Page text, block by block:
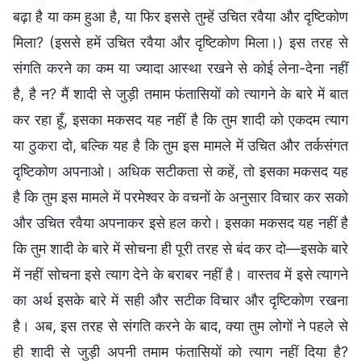
बढ़ा है या कम हुआ है, या फिर इससे तुम्हें उचित रवैया और दृष्टिकोण
मिला? (इससे हमें उचित रवैया और दृष्टिकोण मिला।) इस तरह से
संगति करने का कम या ज्यादा आस्था रखने से कोई लेना-देना नहीं
है, है न? मैं शादी से जुड़ी तमाम फंतासियों को त्यागने के बारे में बात
कर रहा हूँ, इसका मकसद यह नहीं है कि तुम शादी को एकदम त्याग
या ठुकरा दो, बल्कि यह है कि तुम इस मामले में उचित और तर्कसंगत
दृष्टिकोण अपनाओ। अधिक सटीकता से कहें, तो इसका मकसद यह
है कि तुम इस मामले में परमेश्वर के वचनों के अनुसार विचार कर सको
और उचित रवैया अपनाकर इसे हल करो। इसका मकसद यह नहीं है
कि तुम शादी के बारे में सोचना ही पूरी तरह से बंद कर दो—इसके बारे
में नहीं सोचना इसे त्याग देने के बराबर नहीं है। वास्तव में इसे त्यागने
का अर्थ इसके बारे में सही और सटीक विचार और दृष्टिकोण रखना
है। अब, इस तरह से संगति करने के बाद, क्या तुम लोगों ने पहले से
ही शादी से जुड़ी अपनी तमाम फंतासियों को त्याग नहीं दिया है?